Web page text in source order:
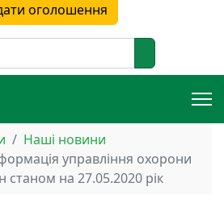
оголошення
Наші новини
управління охорони
станом на 27.05.2020 рік